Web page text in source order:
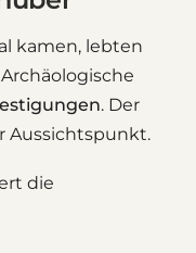
kamen, lebten
. Der
Aussichtspunkt.
die